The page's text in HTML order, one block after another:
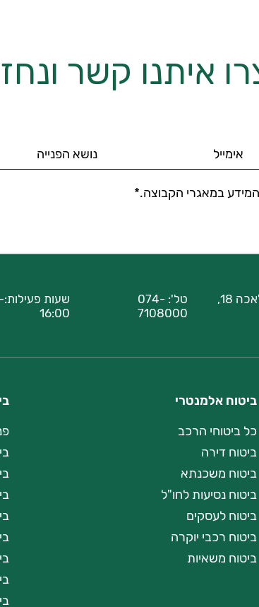
איתנו קשר
במאגרי הקבוצה.*
רחוב בעלי מלאכה 18,
טל': 074-
7108000
16:00
ביטוח אלמנטרי
כל ביטוחי הרכב
ביטוח דירה
ביטוח משכנתא
ביטוח נסיעות לחו"ל
ביטוח לעסקים
ביטוח רכבי יוקרה
ביטוח משאיות